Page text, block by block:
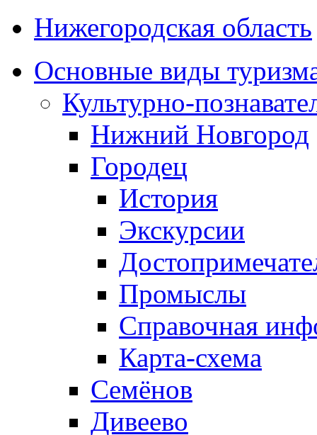
Нижегородская область
Основные виды
Культурно-
Нижний Новгород
Городец
История
Экскурсии
Промыслы
Справочная
Карта-схема
Семёнов
Дивеево